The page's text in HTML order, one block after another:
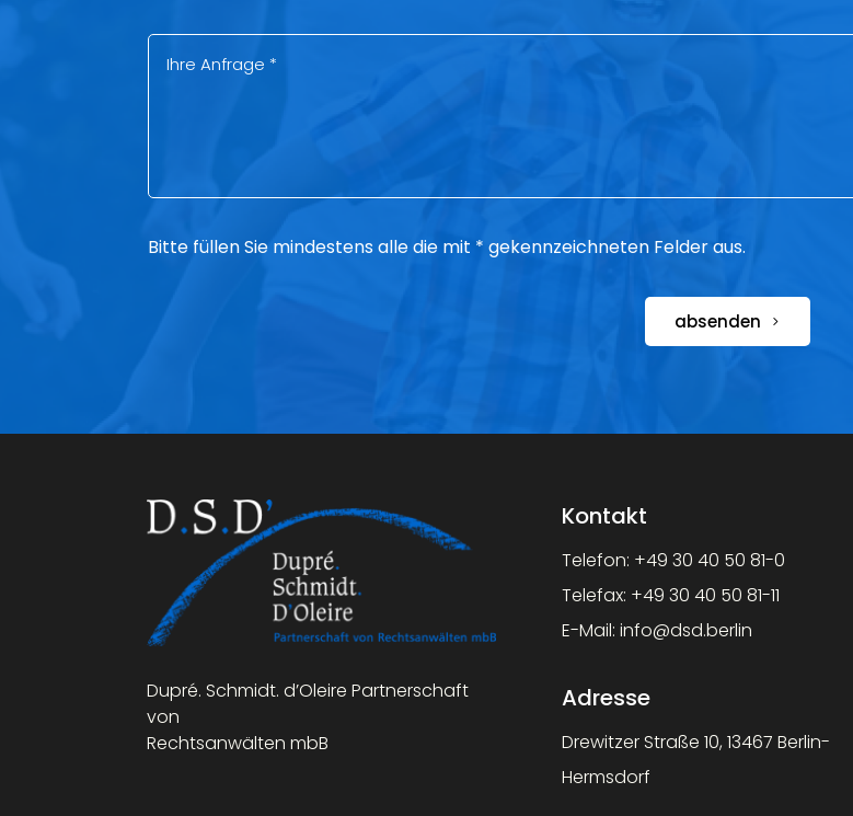
Bitte füllen Sie mindestens alle die mit * gekennzeichneten Felder aus.
absenden
Dupré. Schmidt. d’Oleire Partnerschaft
von
Rechtsanwälten mbB
Kontakt
Telefon: +49 30 40 50 81-0
Telefax: +49 30 40 50 81-11
E-Mail: info@dsd.berlin
Adresse
Drewitzer Straße 10, 13467 Berlin-
Hermsdorf